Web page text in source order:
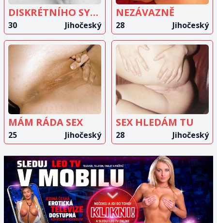
DISKRÉTNÍHO SYMPATICKÉHO MUŽE?
30 Jihočeský
NEZÁVAZNĚ
28 Jihočeský
ZOBRAZIT
INZERÁT
MÁM RÁDA SEX
25 Jihočeský
ZOBRAZIT
INZERÁT
SEX HLEDÁM TU
28 Jihočeský